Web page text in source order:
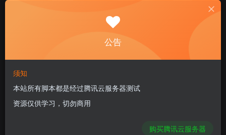
公告
须知
本站所有脚本都是经过腾讯云服务器测试
资源仅供学习，切勿商用
购买腾讯云服务器